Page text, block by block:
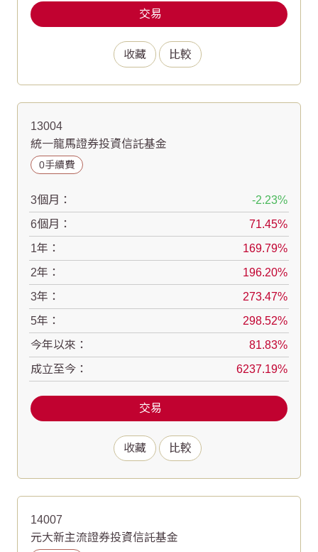
收藏 比較
交易
收藏 比較
13004
統一龍馬證券投資信託基金
0手續費
3個月：
-2.23
6個月：
71.45
1年：
169.79
2年：
196.20
3年：
273.47
5年：
298.52
今年以來：
81.83
成立至今：
6237.19
交易
14007
元大新主流證券投資信託基金